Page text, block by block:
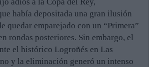
adiós a la Copa del Rey,
había depositada una gran ilusión
quedar emparejado con un “Primera”
rondas posteriores. Sin embargo, el
el histórico Logroñés en Las
y la eliminación generó un intenso